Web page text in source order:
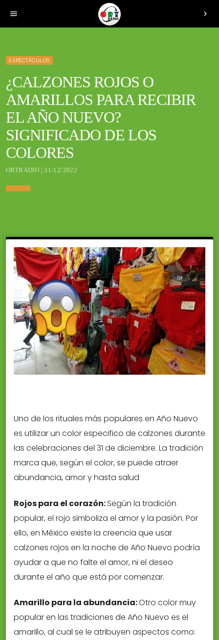
menu chevron_right
ESPECTÁCULOS
¿CALZONES ROJOS O
AMARILLOS PARA RECIBIR
EL AÑO NUEVO?
SIGNIFICADO DE LOS
COLORES
ORTRADIO | 31/12/2022
Uno de los rituales más populares en Año Nuevo
es utilizar un color especifico de calzones durante
las celebraciones del 31 de diciembre. La tradición
marca que, según el color, se puede atraer
abundancia, amor y hasta salud
Rojos para el corazón:Según la tradición
popular, el rojo simboliza el amor y la pasión. Por
ello, en México existe la creencia que usar
calzones rojos en la noche de Año Nuevo podría
ayudar a que no falte el amor, ni el deseo
durante el año que está por comenzar.
Amarillo para la abundancia:Otro color muy
popular en las tradiciones de Año Nuevo es el
amarillo, al cual se le atribuyen aspectos como: